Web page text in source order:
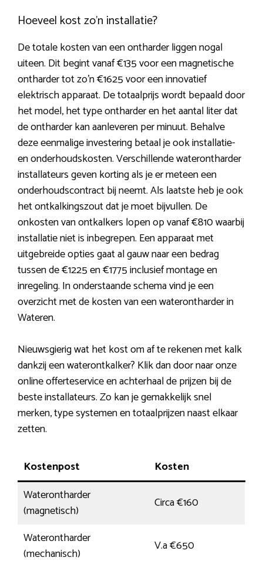
Hoeveel kost zo’n installatie?
De totale kosten van een ontharder liggen nogal
uiteen. Dit begint vanaf €135 voor een magnetische
ontharder tot zo’n €1625 voor een innovatief
elektrisch apparaat. De totaalprijs wordt bepaald door
het model, het type ontharder en het aantal liter dat
de ontharder kan aanleveren per minuut. Behalve
deze eenmalige investering betaal je ook installatie-
en onderhoudskosten. Verschillende waterontharder
installateurs geven korting als je er meteen een
onderhoudscontract bij neemt. Als laatste heb je ook
het ontkalkingszout dat je moet bijvullen. De
onkosten van ontkalkers lopen op vanaf €810 waarbij
installatie niet is inbegrepen. Een apparaat met
uitgebreide opties gaat al gauw naar een bedrag
tussen de €1225 en €1775 inclusief montage en
inregeling. In onderstaande schema vind je een
overzicht met de kosten van een waterontharder in
Wateren.
Nieuwsgierig wat het kost om af te rekenen met kalk
dankzij een waterontkalker? Klik dan door naar onze
online offerteservice en achterhaal de prijzen bij de
beste installateurs. Zo kan je gemakkelijk snel
merken, type systemen en totaalprijzen naast elkaar
zetten.
Kostenpost
Kosten
Waterontharder
(magnetisch)
Circa €160
Waterontharder
(mechanisch)
V.a €650